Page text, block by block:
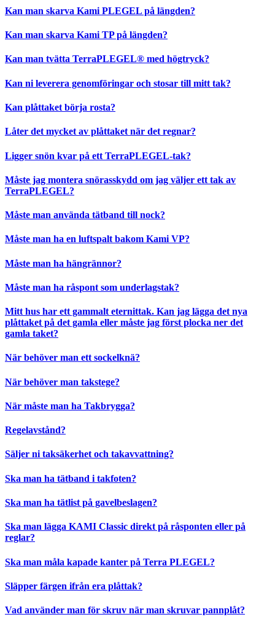
Kan man skarva Kami PLEGEL på längden?
Kan man skarva Kami TP på längden?
Kan man tvätta TerraPLEGEL® med högtryck?
Kan ni leverera genomföringar och stosar till mitt tak?
Kan plåttaket börja rosta?
Låter det mycket av plåttaket när det regnar?
Ligger snön kvar på ett TerraPLEGEL-tak?
Måste jag montera snörasskydd om jag väljer ett tak av
TerraPLEGEL?
Måste man använda tätband till nock?
Måste man ha en luftspalt bakom Kami VP?
Måste man ha hängrännor?
Måste man ha råspont som underlagstak?
Mitt hus har ett gammalt eternittak. Kan jag lägga det nya
plåttaket på det gamla eller måste jag först plocka ner det
gamla taket?
När behöver man ett sockelknä?
När behöver man takstege?
När måste man ha Takbrygga?
Regelavstånd?
Säljer ni taksäkerhet och takavvattning?
Ska man ha tätband i takfoten?
Ska man ha tätlist på gavelbeslagen?
Ska man lägga KAMI Classic direkt på råsponten eller på
reglar?
Ska man måla kapade kanter på Terra PLEGEL?
Släpper färgen ifrån era plåttak?
Vad använder man för skruv när man skruvar pannplåt?